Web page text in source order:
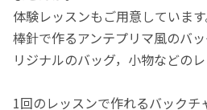
体験レッスンもご用意しています
棒針で作るアンテプリマ風のバ
リジナルのバッグ，小物などの
1回のレッスンで作れるバックチ